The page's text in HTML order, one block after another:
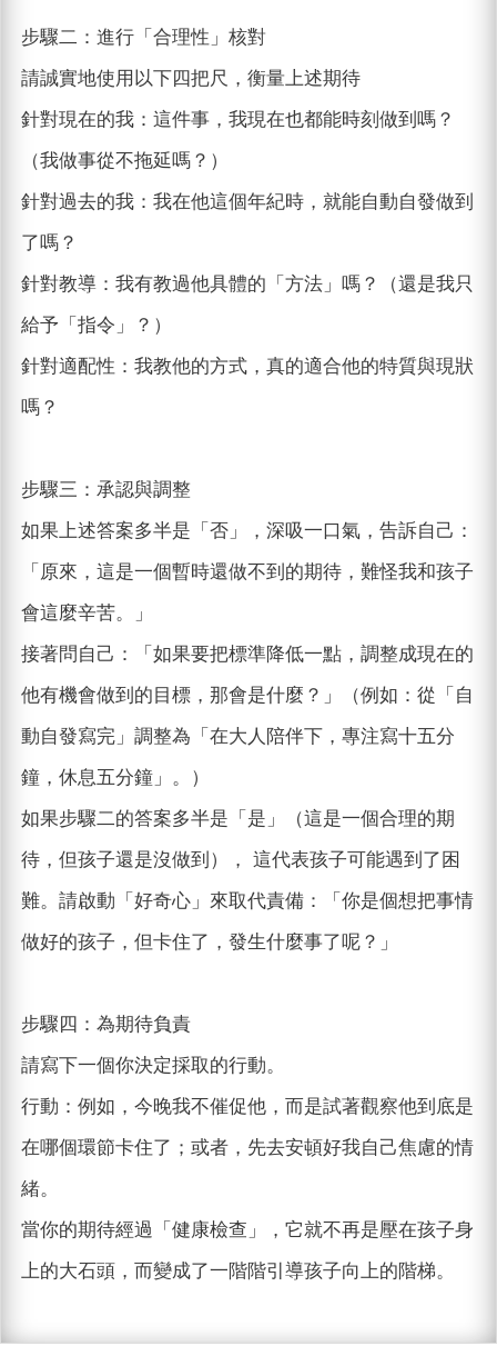
步驟二：進行「合理性」核對
請誠實地使用以下四把尺，衡量上述期待
針對現在的我：這件事，我現在也都能時刻做到嗎？
（我做事從不拖延嗎？）
針對過去的我：我在他這個年紀時，就能自動自發做到
了嗎？
針對教導：我有教過他具體的「方法」嗎？（還是我只
給予「指令」？）
針對適配性：我教他的方式，真的適合他的特質與現狀
嗎？
步驟三：承認與調整
如果上述答案多半是「否」，深吸一口氣，告訴自己：
「原來，這是一個暫時還做不到的期待，難怪我和孩子
會這麼辛苦。」
接著問自己：「如果要把標準降低一點，調整成現在的
他有機會做到的目標，那會是什麼？」（例如：從「自
動自發寫完」調整為「在大人陪伴下，專注寫十五分
鐘，休息五分鐘」。）
如果步驟二的答案多半是「是」（這是一個合理的期
待，但孩子還是沒做到）， 這代表孩子可能遇到了困
難。請啟動「好奇心」來取代責備：「你是個想把事情
做好的孩子，但卡住了，發生什麼事了呢？」
步驟四：為期待負責
請寫下一個你決定採取的行動。
行動：例如，今晚我不催促他，而是試著觀察他到底是
在哪個環節卡住了；或者，先去安頓好我自己焦慮的情
緒。
當你的期待經過「健康檢查」，它就不再是壓在孩子身
上的大石頭，而變成了一階階引導孩子向上的階梯。